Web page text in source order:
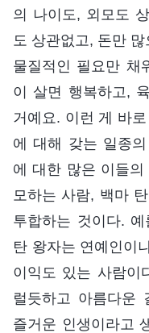
의 나이도, 외모도
도 상관없고, 돈만
물질적인 필요만 채
이 살면 행복하고,
거예요. 이런 게 바
에 대해 갖는 일종
에 대한 많은 이들
모하는 사람, 백마
투합하는 것이다.
탄 왕자는 연예인이
이익도 있는 사람이
럴듯하고 아름다운
즐거운 인생이라고